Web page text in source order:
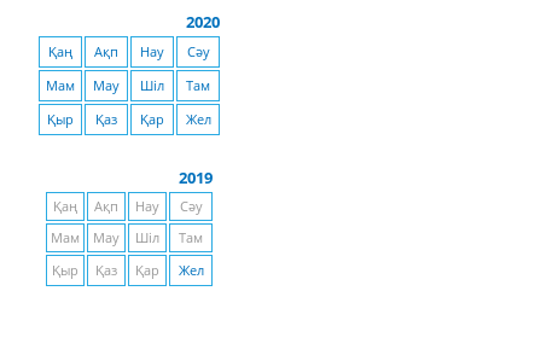
2020
Қаң Ақп Нау
Сәу
Мам
Мау Шіл
Там
Қыр
Қаз Қар Жел
2019
Қаң Ақп Нау
Сәу
Мам
Мау Шіл
Там
Қыр
Қаз Қар Жел